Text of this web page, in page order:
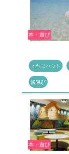
本・遊び
ヒヤリハット
海遊び
本・遊び